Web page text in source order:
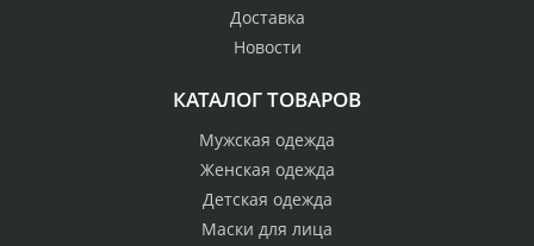
Доставка
Новости
КАТАЛОГ ТОВАРОВ
Мужская одежда
Женская одежда
Детская одежда
Маски для лица